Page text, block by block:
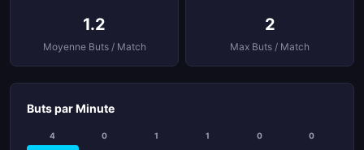
1.2
Moyenne Buts / Match
2
Max Buts / Match
Buts par Minute
4 0 1 1 0 0